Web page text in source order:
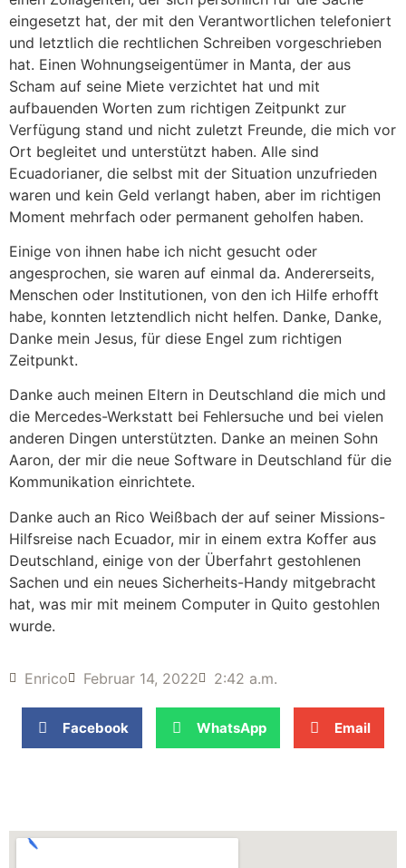
eingesetzt hat, der mit den Verantwortlichen telefoniert
und letztlich die rechtlichen Schreiben vorgeschrieben
hat. Einen Wohnungseigentümer in Manta, der aus
Scham auf seine Miete verzichtet hat und mit
aufbauenden Worten zum richtigen Zeitpunkt zur
Verfügung stand und nicht zuletzt Freunde, die mich vor
Ort begleitet und unterstützt haben. Alle sind
Ecuadorianer, die selbst mit der Situation unzufrieden
waren und kein Geld verlangt haben, aber im richtigen
Moment mehrfach oder permanent geholfen haben.
Einige von ihnen habe ich nicht gesucht oder
angesprochen, sie waren auf einmal da. Andererseits,
Menschen oder Institutionen, von den ich Hilfe erhofft
habe, konnten letztendlich nicht helfen. Danke, Danke,
Danke mein Jesus, für diese Engel zum richtigen
Zeitpunkt.
Danke auch meinen Eltern in Deutschland die mich und
die Mercedes-Werkstatt bei Fehlersuche und bei vielen
anderen Dingen unterstützten. Danke an meinen Sohn
Aaron, der mir die neue Software in Deutschland für die
Kommunikation einrichtete.
Danke auch an Rico Weißbach der auf seiner Missions-
Hilfsreise nach Ecuador, mir in einem extra Koffer aus
Deutschland, einige von der Überfahrt gestohlenen
Sachen und ein neues Sicherheits-Handy mitgebracht
hat, was mir mit meinem Computer in Quito gestohlen
wurde.
Enrico Februar 14, 2022 2:42 a.m.
Facebook WhatsApp Email